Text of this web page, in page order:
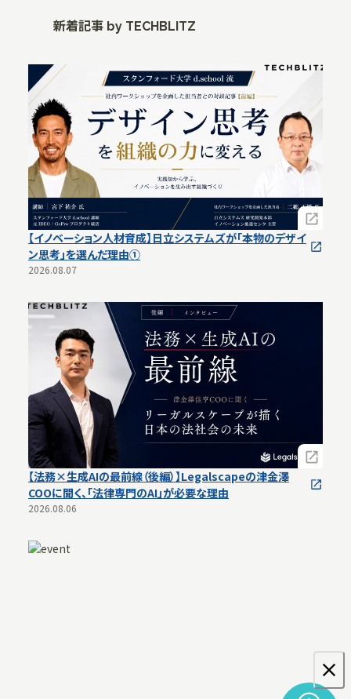
新着記事 by TECHBLITZ
【イノベーション人材育成】日立システムズが「本物のデザイ
ン思考」を選んだ理由①
2026.08.07
【法務×生成AIの最前線（後編）】Legalscapeの津金澤
COOに聞く、「法律専門のAI」が必要な理由
2026.08.06